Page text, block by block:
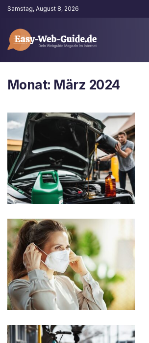
Samstag, August 8, 2026
Monat: März 2024